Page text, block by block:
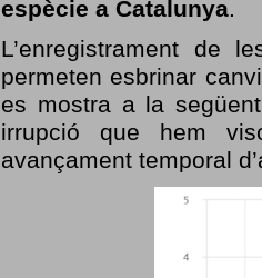
espècie a Catalunya.
L’enregistrament de
permeten esbrinar
es mostra a la
irrupció que hem
avançament temporal